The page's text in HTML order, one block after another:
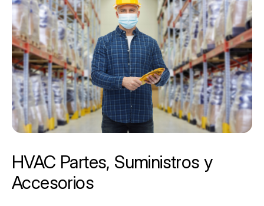
HVAC Partes, Suministros y
Accesorios